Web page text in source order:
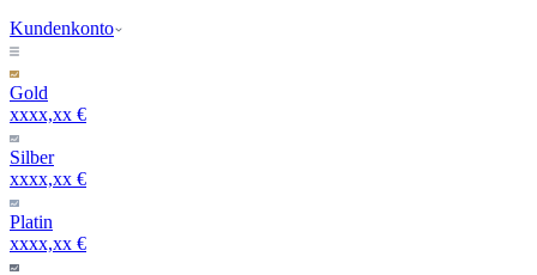
Kundenkonto
Gold
xxxx,xx €
Silber
xxxx,xx €
Platin
xxxx,xx €